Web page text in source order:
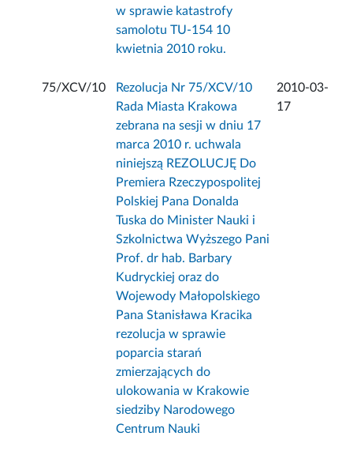
w sprawie katastrofy
samolotu TU-154 10
kwietnia 2010 roku.
75/XCV/10
Rezolucja Nr 75/XCV/10
Rada Miasta Krakowa
zebrana na sesji w dniu 17
marca 2010 r. uchwala
niniejszą REZOLUCJĘ Do
Premiera Rzeczypospolitej
Polskiej Pana Donalda
Tuska do Minister Nauki i
Szkolnictwa Wyższego Pani
Prof. dr hab. Barbary
Kudryckiej oraz do
Wojewody Małopolskiego
Pana Stanisława Kracika
rezolucja w sprawie
poparcia starań
zmierzających do
ulokowania w Krakowie
siedziby Narodowego
Centrum Nauki
2010-03-
17